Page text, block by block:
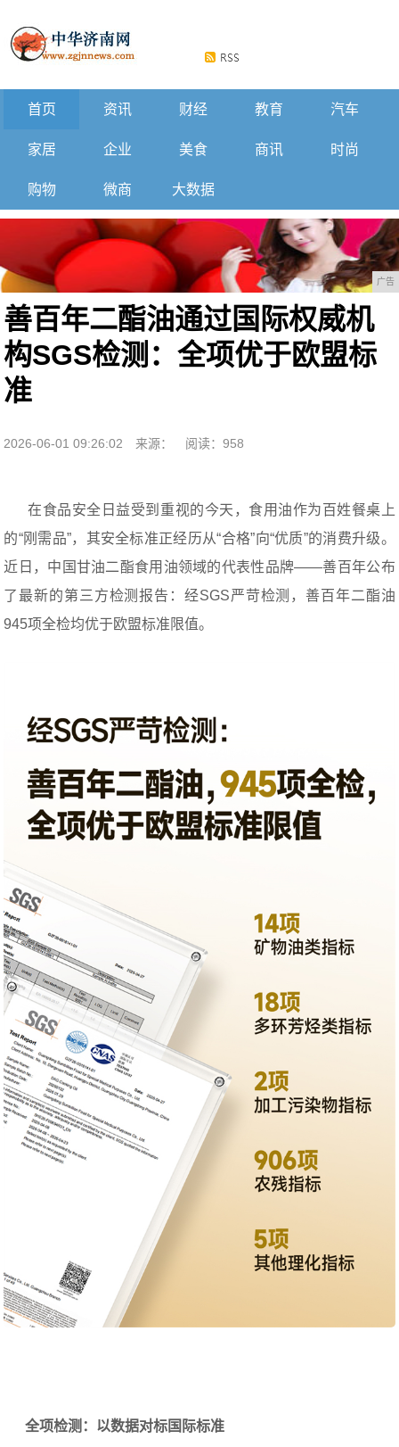
首页 资讯 财经 教育 汽车
家居 企业 美食 商讯 时尚
购物 微商 大数据
广告
善百年二酯油通过国际权威机
构SGS检测：全项优于欧盟标
准
2026-06-01 09:26:02 来源： 阅读：958
在食品安全日益受到重视的今天，食用油作为百姓餐桌上
的“刚需品”，其安全标准正经历从“合格”向“优质”的消费升级。
近日，中国甘油二酯食用油领域的代表性品牌——善百年公布
了最新的第三方检测报告：经SGS严苛检测，善百年二酯油
945项全检均优于欧盟标准限值。
全项检测：以数据对标国际标准